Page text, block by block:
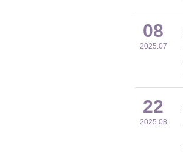
08
2025.07
22
2025.08